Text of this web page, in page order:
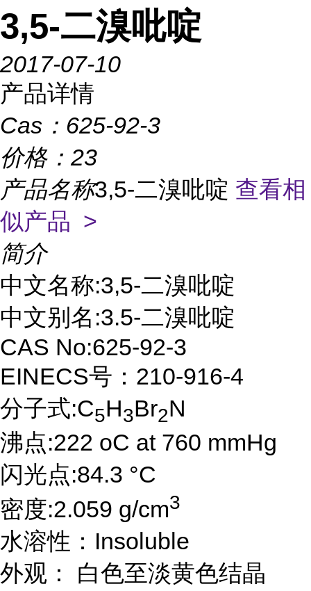
3,5-二溴吡啶
2017-07-10
产品详情
Cas： 625-92-3
价格： 23
产品名称3,5-二溴吡啶 查看相
似产品 >
简介
中文名称:3,5-二溴吡啶
中文别名:3.5-二溴吡啶
CAS No:625-92-3
EINECS号：210-916-4
分子式:C5H3Br2N
沸点:222 oC at 760 mmHg
闪光点:84.3 °C
密度:2.059 g/cm3
水溶性：Insoluble
外观： 白色至淡黄色结晶